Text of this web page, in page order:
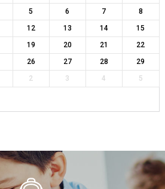
5 6 7
8
12 13 14
15
19 20 21
22
26 27 28
29
2 3 4 5